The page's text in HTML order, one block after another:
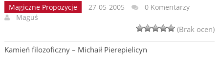
Magiczne Propozycje 27-05-2005
0 Komentarzy
Maguś
(Brak ocen)
Kamień filozoficzny – Michaił Pierepielicyn